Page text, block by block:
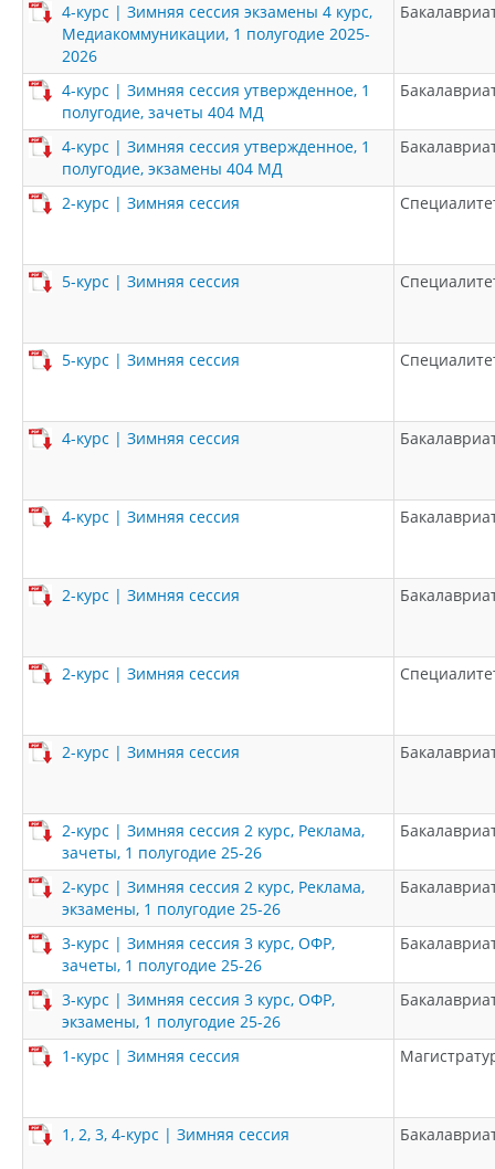
4-курс | Зимняя сессия экзамены 4 курс,
Медиакоммуникации, 1 полугодие 2025-
2026
4-курс | Зимняя сессия утвержденное, 1
полугодие, зачеты 404 МД
4-курс | Зимняя сессия утвержденное, 1
полугодие, экзамены 404 МД
2-курс | Зимняя сессия
5-курс | Зимняя сессия
5-курс | Зимняя сессия
4-курс | Зимняя сессия
4-курс | Зимняя сессия
2-курс | Зимняя сессия
2-курс | Зимняя сессия
2-курс | Зимняя сессия
2-курс | Зимняя сессия 2 курс, Реклама,
зачеты, 1 полугодие 25-26
2-курс | Зимняя сессия 2 курс, Реклама,
экзамены, 1 полугодие 25-26
3-курс | Зимняя сессия 3 курс, ОФР,
зачеты, 1 полугодие 25-26
3-курс | Зимняя сессия 3 курс, ОФР,
экзамены, 1 полугодие 25-26
1-курс | Зимняя сессия
1, 2, 3, 4-курс | Зимняя сессия